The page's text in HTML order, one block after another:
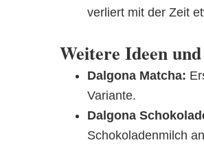
verliert mit der Zeit
Weitere Ideen
Dalgona Matcha:
Variante.
Dalgona
Schokoladenmilch